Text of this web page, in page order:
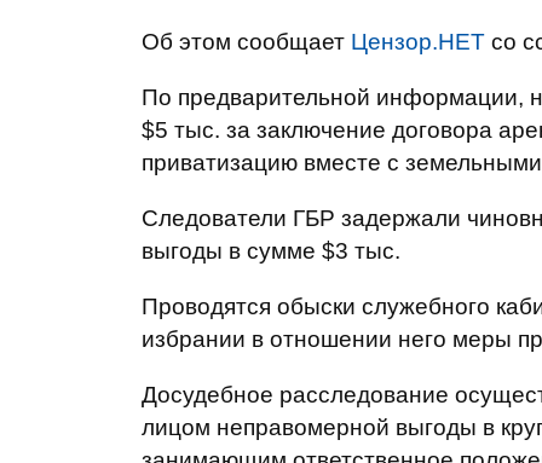
Об этом сообщает Цензор.НЕТ со
По предварительной информации,
$5 тыс. за заключение договора
приватизацию вместе с
Следователи ГБР задержали
выгоды в сумме $3 тыс.
Проводятся обыски служебного
избрании в отношении него меры
Досудебное расследование
лицом неправомерной выгоды в